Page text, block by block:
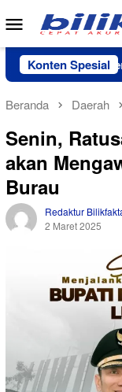
Loncat
ke
konten
Menu
Mobile
Konten Spesial
Bawa Nama Daerah
Beranda Daerah
Senin,
akan
Burau
Redaktur
2 Maret 2025